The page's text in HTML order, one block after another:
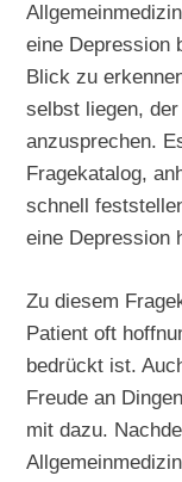
eine Depression
Blick zu
selbst liegen,
anzusprechen.
Fragekatalog,
schnell
eine Depression
Zu diesem
Patient oft
bedrückt ist.
Freude an
mit dazu.